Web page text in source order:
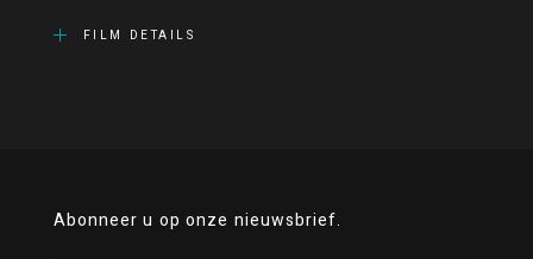
FILM DETAILS
Abonneer u op onze nieuwsbrief.